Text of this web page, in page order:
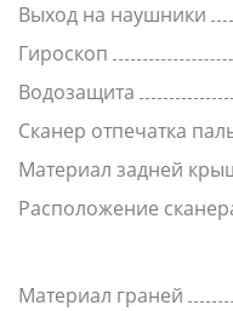
Выход на наушники
Гироскоп
Водозащита
Сканер отпечатка
Материал задней
Расположение
Материал граней